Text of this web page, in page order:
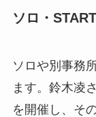
ソロ・
ソロや別事務
ます。鈴木凌
を開催し、そ